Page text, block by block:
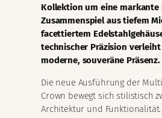
Kollektion um eine markante
Zusammenspiel aus tiefem
facettiertem
technischer Präzision
moderne, souveräne Präsenz.
Die neue Ausführung der
Crown bewegt sich stilistisch
Architektur und